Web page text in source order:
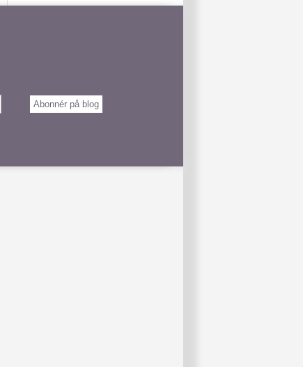
Abonnér på blog